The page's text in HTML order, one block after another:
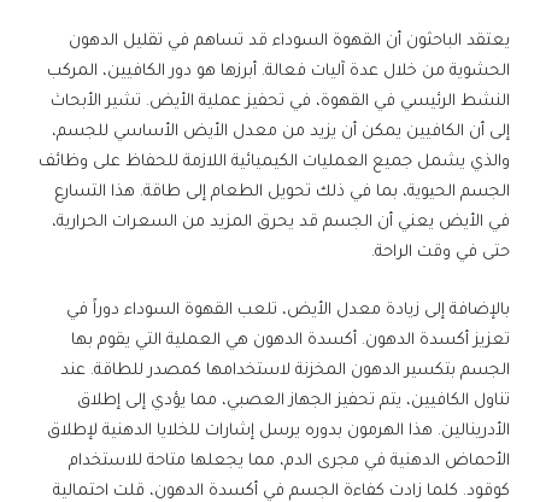
يعتقد الباحثون أن القهوة السوداء قد تساهم في تقليل الدهون
الحشوية من خلال عدة آليات فعالة. أبرزها هو دور الكافيين، المركب
النشط الرئيسي في القهوة، في تحفيز عملية الأيض. تشير الأبحاث
إلى أن الكافيين يمكن أن يزيد من معدل الأيض الأساسي للجسم،
والذي يشمل جميع العمليات الكيميائية اللازمة للحفاظ على وظائف
الجسم الحيوية، بما في ذلك تحويل الطعام إلى طاقة. هذا التسارع
في الأيض يعني أن الجسم قد يحرق المزيد من السعرات الحرارية،
حتى في وقت الراحة.
بالإضافة إلى زيادة معدل الأيض، تلعب القهوة السوداء دوراً في
تعزيز أكسدة الدهون. أكسدة الدهون هي العملية التي يقوم بها
الجسم بتكسير الدهون المخزنة لاستخدامها كمصدر للطاقة. عند
تناول الكافيين، يتم تحفيز الجهاز العصبي، مما يؤدي إلى إطلاق
الأدرينالين. هذا الهرمون بدوره يرسل إشارات للخلايا الدهنية لإطلاق
الأحماض الدهنية في مجرى الدم، مما يجعلها متاحة للاستخدام
كوقود. كلما زادت كفاءة الجسم في أكسدة الدهون، قلت احتمالية